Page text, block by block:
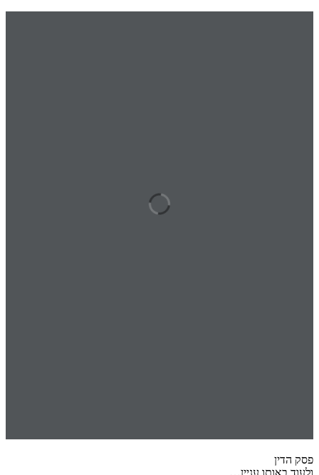
פסק הדין
ולעוד באותו עניין…